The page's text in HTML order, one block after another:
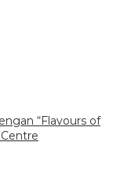
“Flavours of